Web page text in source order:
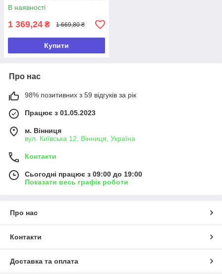
В наявності
1 369,24 ₴ 1 669,80 ₴
Купити
Про нас
98% позитивних з 59 відгуків за рік
Працює з 01.05.2023
м. Вінниця
вул. Київська 12, Вінниця, Україна
Контакти
Сьогодні працює з 09:00 до 19:00
Показати весь графік роботи
Про нас
Контакти
Доставка та оплата